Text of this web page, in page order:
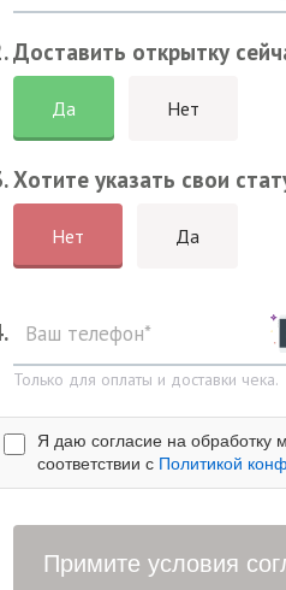
Доставить открытку
Да Нет
Хотите указать свои
Нет Да
Только для оплаты и доставки чека.
Я даю согласие на обработку
соответствии с Политикой
Примите условия